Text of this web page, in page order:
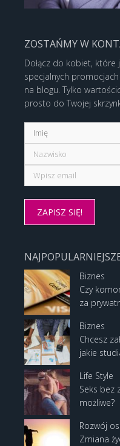
ZOSTAŃMY W
Dołącz do kobiet,
specjalnych
na blogu. Tylko
prosto do Twojej
Biznes
Czy
za
Biznes
Chcesz
jakie
Life Style
Seks bez
możliwe?
Rozwój
Zmiana